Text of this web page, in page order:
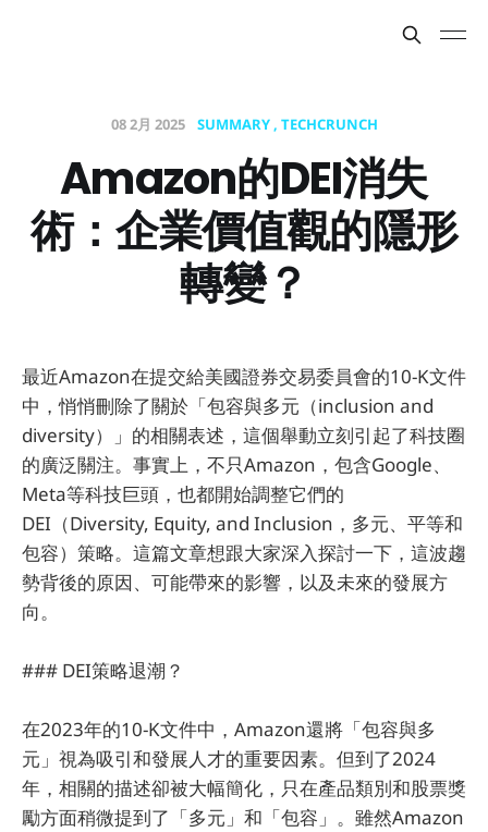
08 2月 2025 SUMMARY TECHCRUNCH
Amazon的DEI消失
術：企業價值觀的隱形
轉變？
最近Amazon在提交給美國證券交易委員會的10-K文件
中，悄悄刪除了關於「包容與多元（inclusion and
diversity）」的相關表述，這個舉動立刻引起了科技圈
的廣泛關注。事實上，不只Amazon，包含Google、
Meta等科技巨頭，也都開始調整它們的
DEI（Diversity, Equity, and Inclusion，多元、平等和
包容）策略。這篇文章想跟大家深入探討一下，這波趨
勢背後的原因、可能帶來的影響，以及未來的發展方
向。
### DEI策略退潮？
在2023年的10-K文件中，Amazon還將「包容與多
元」視為吸引和發展人才的重要因素。但到了2024
年，相關的描述卻被大幅簡化，只在產品類別和股票獎
勵方面稍微提到了「多元」和「包容」。雖然Amazon